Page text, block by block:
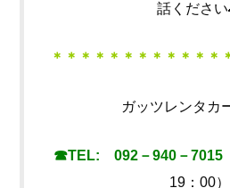
話ください
＊＊＊＊＊＊＊＊＊＊＊＊
ガッツレンタカ
☎TEL: 092－940－7015
19：00）